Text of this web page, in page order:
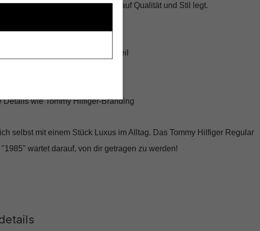
Must-have für jeden, der Wert auf Qualität und Stil legt.
Bio-Baumwolle mit Stretchanteil
mit modernem Touch
Anlässe
Details wie Tommy Hilfiger-Branding
selbst mit einem Stück Luxus im Alltag. Das Tommy Hilfiger Regular
"1985" wartet darauf, von dir getragen zu werden!